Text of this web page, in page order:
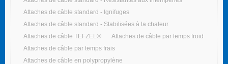
Attaches de câble standard - Ignifuges
Attaches de câble standard - Stabilisées à la chaleur
Attaches de câble TEFZEL®
Attaches de câble par temps froid
Attaches de câble par temps frais
Attaches de câble en polypropylène